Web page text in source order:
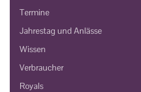
Termine
Jahrestag und Anlässe
Wissen
Verbraucher
Royals